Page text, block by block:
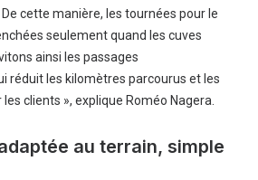
cette manière, les tournées pour le
seulement quand les cuves
ainsi les passages
réduit les kilomètres parcourus et les
clients », explique Roméo Nagera.
au terrain, simple